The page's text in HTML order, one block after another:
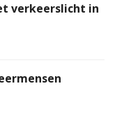
verkeerslicht in